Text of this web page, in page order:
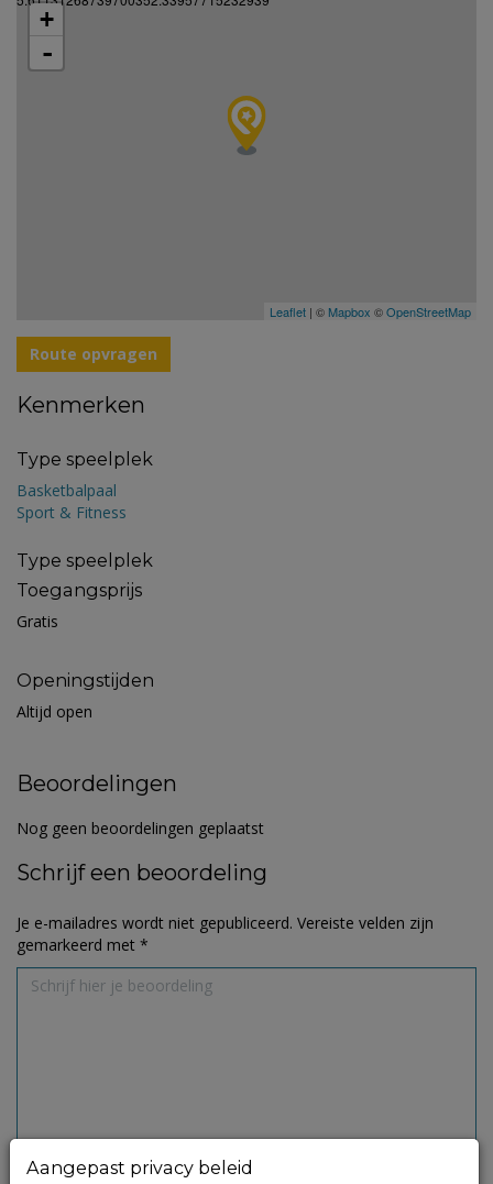
+
-
Leaflet | © Mapbox ©OpenStreetMap
Route opvragen
Kenmerken
Type speelplek
Basketbalpaal
Sport & Fitness
Type speelplek
Toegangsprijs
Gratis
Openingstijden
Altijd open
Beoordelingen
Nog geen beoordelingen geplaatst
Schrijf een beoordeling
Je e-mailadres wordt niet gepubliceerd. Vereiste velden zijn
gemarkeerd met *
Aangepast privacy beleid